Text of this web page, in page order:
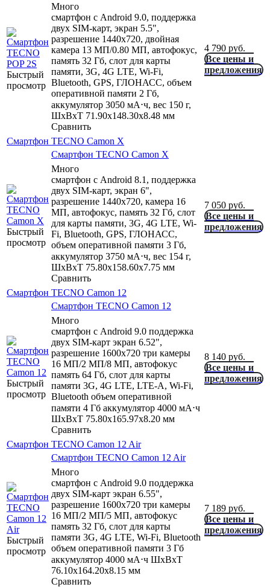
Быстрый
просмотр
Много
смартфон с Android 9.0, поддержка
двух SIM-карт, экран 5.5",
разрешение 1440x720, двойная
камера 13 МП/0.80 МП, автофокус,
память 32 Гб, слот для карты
памяти, 3G, 4G LTE, Wi-Fi,
Bluetooth, GPS, ГЛОНАСС, объем
оперативной памяти 2 Гб,
аккумулятор 3050 мА⋅ч, вес 150 г,
ШxВxТ 71.90x148.30x8.48 мм
Сравнить
4 790 руб.
Все цены и
предложения
Смартфон TECNO Camon X
Быстрый
просмотр
Смартфон TECNO Camon X
Много
смартфон с Android 8.1, поддержка
двух SIM-карт, экран 6",
разрешение 1440x720, камера 16
МП, автофокус, память 32 Гб, слот
для карты памяти, 3G, 4G LTE, Wi-
Fi, Bluetooth, GPS, ГЛОНАСС,
объем оперативной памяти 3 Гб,
аккумулятор 3750 мА⋅ч, вес 154 г,
ШxВxТ 75.80x158.60x7.75 мм
Сравнить
7 050 руб.
Все цены и
предложения
Смартфон TECNO Camon 12
Быстрый
просмотр
Смартфон TECNO Camon 12
Много
смартфон с Android 9.0 поддержка
двух SIM-карт экран 6.52",
разрешение 1600x720 три камеры
16 МП/2 МП/8 МП, автофокус
память 64 Гб, слот для карты
памяти 3G, 4G LTE, LTE-A, Wi-Fi,
Bluetooth объем оперативной
памяти 4 Гб аккумулятор 4000 мА⋅ч
ШxВxТ 75.80x165.97x8.20 мм
Сравнить
8 140 руб.
Все цены и
предложения
Смартфон TECNO Camon 12 Air
Быстрый
просмотр
Смартфон TECNO Camon 12 Air
Много
смартфон с Android 9.0 поддержка
двух SIM-карт экран 6.55",
разрешение 1600x720 три камеры
16 МП/2 МП/5 МП, автофокус
память 32 Гб, слот для карты
памяти 3G, 4G LTE, Wi-Fi, Bluetooth
объем оперативной памяти 3 Гб
аккумулятор 4000 мА⋅ч ШxВxТ
76.10x164.20x8.15 мм
Сравнить
7 189 руб.
Все цены и
предложения